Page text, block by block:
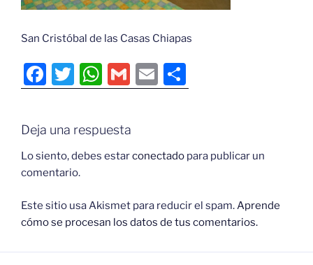
San Cristóbal de las Casas Chiapas
F
a
e
b
o
o
k
T
w
er
W
h
at
s
A
p
G
m
l
E
m o
ar
Deja una respuesta
Lo siento, debes estarconectado para publicar un
comentario.
Este sitio usa Akismet para reducir el spam.Aprende
cómo se procesan los datos de tus comentarios.